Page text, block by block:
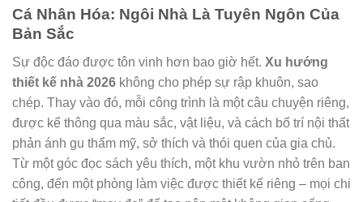
Cá Nhân Hóa: Ngôi Nhà Là Tuyên Ngôn Của
Bản Sắc
Sự độc đáo được tôn vinh hơn bao giờ hết. Xu hướng
thiết kế nhà 2026 không cho phép sự rập khuôn, sao
chép. Thay vào đó, mỗi công trình là một câu chuyện riêng,
được kể thông qua màu sắc, vật liệu, và cách bố trí nội thất
phản ánh gu thẩm mỹ, sở thích và thói quen của gia chủ.
Từ một góc đọc sách yêu thích, một khu vườn nhỏ trên ban
công, đến một phòng làm việc được thiết kế riêng – mọi chi